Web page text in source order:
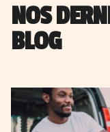
NOS
BLOG